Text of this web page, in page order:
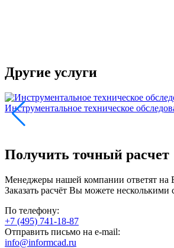
Другие услуги
Инструментальное техническое
Получить точный расчет
Менеджеры нашей компании ответят на
Заказать расчёт Вы можете несколькими
По телефону:
+7 (495) 741-18-87
Отправить письмо на e-mail:
info@informcad.ru